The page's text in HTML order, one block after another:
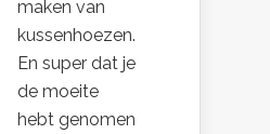
maken van
kussenhoezen.
En super dat je
de moeite
hebt genomen